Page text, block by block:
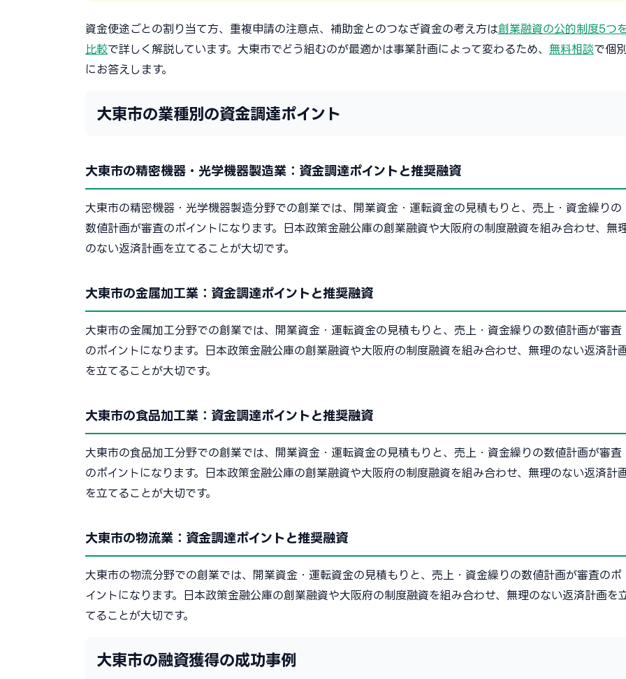
資金使途ごとの割り当て方、重複申請の注意点、補助金とのつなぎ資金の考え方は創業融資の公的制度5つ
比較で詳しく解説しています。大東市でどう組むのが最適かは事業計画によって変わるため、 無料相談で個
にお答えします。
大東市の業種別の資金調達ポイント
大東市の精密機器・光学機器製造業：資金調達ポイントと推奨融資
大東市の精密機器・光学機器製造分野での創業では、開業資金・運転資金の見積もりと、売上・資金繰りの
数値計画が審査のポイントになります。日本政策金融公庫の創業融資や大阪府の制度融資を組み合わせ、無
のない返済計画を立てることが大切です。
大東市の金属加工業：資金調達ポイントと推奨融資
大東市の金属加工分野での創業では、開業資金・運転資金の見積もりと、売上・資金繰りの数値計画が審査
のポイントになります。日本政策金融公庫の創業融資や大阪府の制度融資を組み合わせ、無理のない返済計
を立てることが大切です。
大東市の食品加工業：資金調達ポイントと推奨融資
大東市の食品加工分野での創業では、開業資金・運転資金の見積もりと、売上・資金繰りの数値計画が審査
のポイントになります。日本政策金融公庫の創業融資や大阪府の制度融資を組み合わせ、無理のない返済計
を立てることが大切です。
大東市の物流業：資金調達ポイントと推奨融資
大東市の物流分野での創業では、開業資金・運転資金の見積もりと、売上・資金繰りの数値計画が審査のポ
イントになります。日本政策金融公庫の創業融資や大阪府の制度融資を組み合わせ、無理のない返済計画を
てることが大切です。
大東市の融資獲得の成功事例